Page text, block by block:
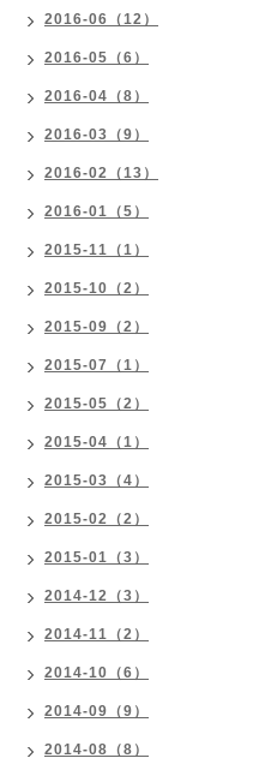
2016-06（12）
2016-05（6）
2016-04（8）
2016-03（9）
2016-02（13）
2016-01（5）
2015-11（1）
2015-10（2）
2015-09（2）
2015-07（1）
2015-05（2）
2015-04（1）
2015-03（4）
2015-02（2）
2015-01（3）
2014-12（3）
2014-11（2）
2014-10（6）
2014-09（9）
2014-08（8）